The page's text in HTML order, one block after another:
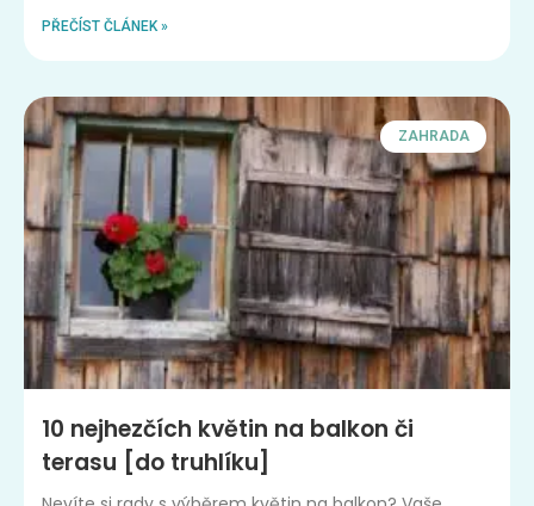
PŘEČÍST ČLÁNEK »
ZAHRADA
10 nejhezčích květin na balkon či
terasu [do truhlíku]